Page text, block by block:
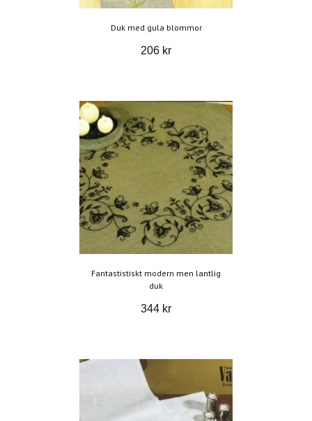
Duk med gula blommor
206 kr
Fantastistiskt modern men lantlig
duk
344 kr